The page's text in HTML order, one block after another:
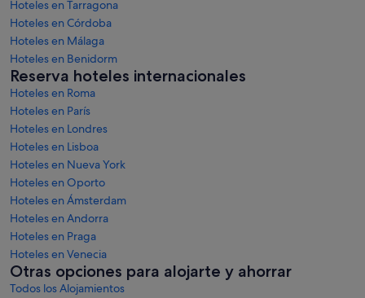
Hoteles en Tarragona
Hoteles en Córdoba
Hoteles en Málaga
Hoteles en Benidorm
Reserva hoteles internacionales
Hoteles en Roma
Hoteles en París
Hoteles en Londres
Hoteles en Lisboa
Hoteles en Nueva York
Hoteles en Oporto
Hoteles en Ámsterdam
Hoteles en Andorra
Hoteles en Praga
Hoteles en Venecia
Otras opciones para alojarte y ahorrar
Todos los Alojamientos